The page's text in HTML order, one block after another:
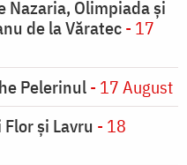
Nazaria, Olimpiada și
de la Văratec- 17
Pelerinul- 17 August
şi Lavru - 18